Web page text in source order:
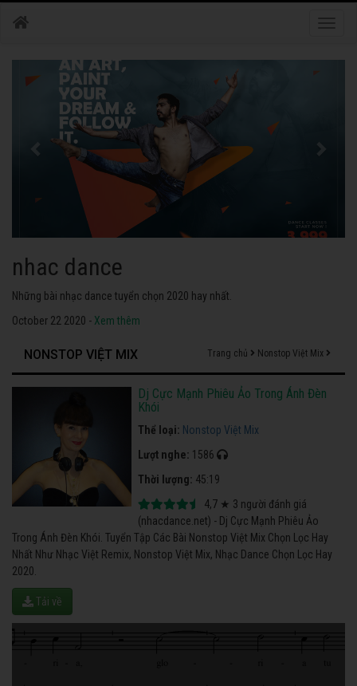
nhac dance
Những bài nhạc dance tuyển chọn 2020 hay nhất.
October 22 2020 - Xem thêm
NONSTOP VIỆT MIX Trang chủ Nonstop Việt Mix
Dj Cực Mạnh Phiêu Ảo Trong Ánh Đèn
Khói
Thể loại: Nonstop Việt Mix
Lượt nghe: 1586
Thời lượng: 45:19
4,7 ★ 3 người đánh giá
(nhacdance.net) - Dj Cực Mạnh Phiêu Ảo
Trong Ánh Đèn Khói. Tuyển Tập Các Bài Nonstop Việt Mix Chọn Lọc Hay
Nhất Như Nhạc Việt Remix, Nonstop Việt Mix, Nhạc Dance Chọn Lọc Hay
2020.
Tải về